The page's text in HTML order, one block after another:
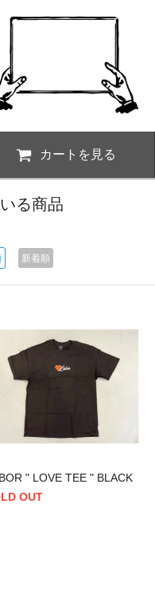
カートを見る
る商品
新着順
" LOVE TEE " BLACK
OUT